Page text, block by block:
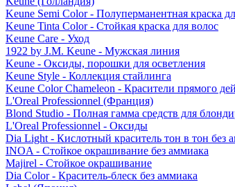
Keune Semi Color - Полуперманентная краска
Keune Tinta Color - Стойкая краска для волос
Keune Care - Уход
1922 by J.M. Keune - Мужская линия
Keune - Оксиды, порошки для осветления
Keune Style - Коллекция стайлинга
Keune Color Chameleon - Красители прямого
L'Oreal Professionnel (Франция)
Blond Studio - Полная гамма средств для
L'Oreal Professionnel - Оксиды
Dia Light - Кислотный краситель тон в тон без
INOA - Стойкое окрашивание без аммиака
Majirel - Стойкое окрашивание
Dia Color - Краситель-блеск без аммиака